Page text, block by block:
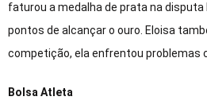
faturou a medalha de prata na disputa
pontos de alcançar o ouro. Eloisa
competição, ela enfrentou problemas
Bolsa Atleta